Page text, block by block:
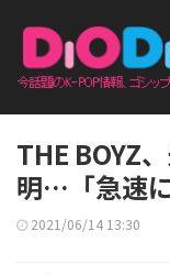
THE BOYZ
明…「急速
2021/06/14 13:30